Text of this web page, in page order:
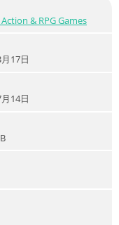
& RPG Games
17日
14日